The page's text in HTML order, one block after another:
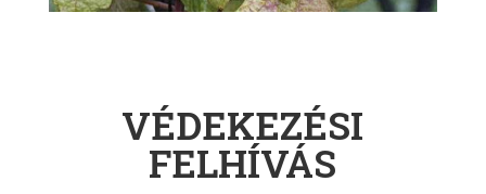
VÉDEKEZÉSI
FELHÍVÁS